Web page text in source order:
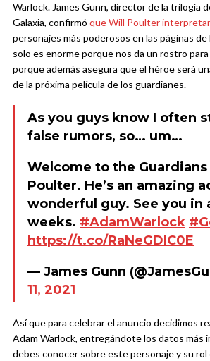
Warlock. James Gunn, director de la trilogía
Galaxia, confirmó que Will Poulter
personajes más poderosos en las páginas
solo es enorme porque nos da un rostro
porque además asegura que el héroe será
de la próxima película de los guardianes.
As you guys know I often
false rumors, so… um…
Welcome to the
Poulter. He’s an amazing
wonderful guy. See you in
weeks. #AdamWarlock
https://t.co/RaNeGDIC0E
— James Gunn
11, 2021
Así que para celebrar el anuncio decidimos
Adam Warlock, entregándote los datos más
debes conocer sobre este personaje y su rol